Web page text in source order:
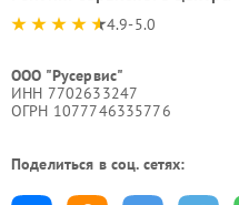
4.9-5.0
ООО "Русервис"
ИНН 7702633247
ОГРН 1077746335776
Поделиться в соц. сетях: